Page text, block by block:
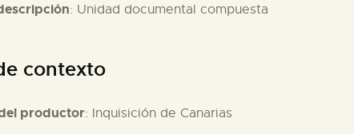
: Unidad documental compuesta
contexto
productor: Inquisición de Canarias